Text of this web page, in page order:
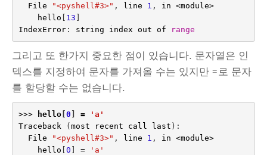
File
"<pyshell#3>" , line 1 , in <module>
hello
13
IndexError: string index out of range
그리고 또 한가지 중요한 점이 있습니다. 문자열은 인
덱스를 지정하여 문자를 가져올 수는 있지만 =로 문자
를 할당할 수는 없습니다.
>>> hello[ 0 =
'a'
Traceback
( most recent call last ):
File
"<pyshell#3>" , line 1 , in <module>
hello 0 =
'a'